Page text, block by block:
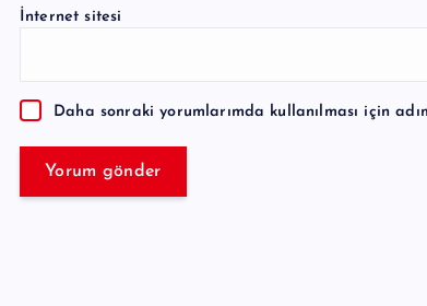
İnternet sitesi
Daha sonraki yorumlarımda kullanılması için
t
n
a